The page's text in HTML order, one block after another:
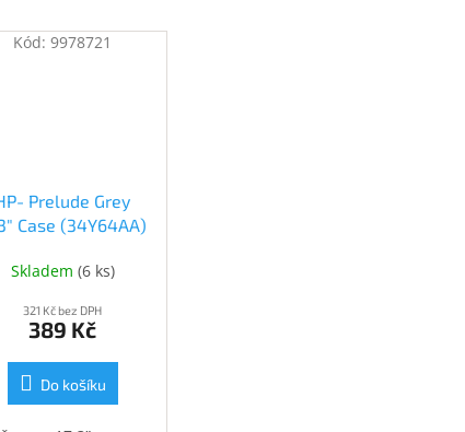
Prelude Grey
Case (34Y64AA)
Skladem (6 ks)
321 Kč bez DPH
389 Kč
Do košíku
Kód:9978721